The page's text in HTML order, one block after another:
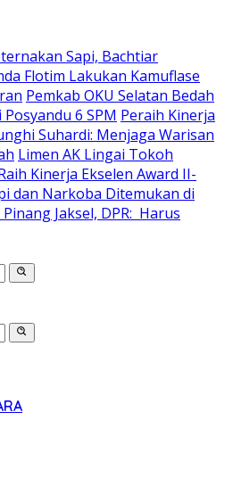
Sapi, Bachtiar
Flotim Lakukan Kamuflase
Pemkab OKU Selatan Bedah
6 SPM Peraih Kinerja
Suhardi: Menjaga Warisan
Limen AK Lingai Tokoh
Kinerja Ekselen Award II-
dan Narkoba Ditemukan di
Jaksel, DPR: Harus